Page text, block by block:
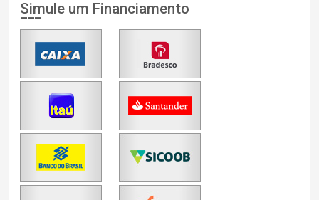
Simule um Financiamento